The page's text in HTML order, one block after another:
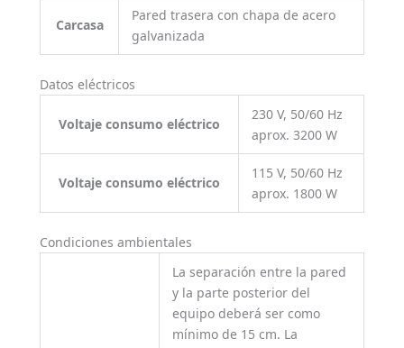
Carcasa
Pared trasera con chapa de acero
galvanizada
Datos eléctricos
Voltaje consumo eléctrico
230 V, 50/60 Hz
aprox. 3200 W
Voltaje consumo eléctrico
115 V, 50/60 Hz
aprox. 1800 W
Condiciones ambientales
La separación entre la pared
y la parte posterior del
equipo deberá ser como
mínimo de 15 cm. La